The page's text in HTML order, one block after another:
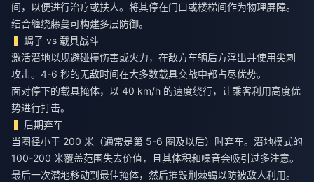
间，以便进行治疗或扶人。将其停在门口或楼梯间作为物理屏障。
结合缠绕藤蔓可构建多层防御。
蝎子 vs 载具战斗
激活潜地以规避碰撞伤害或火力，在敌方车辆后方浮出并使用尖刺
攻击。4-6 秒的无敌时间在大多数载具交战中都占尽优势。
面对停下的载具掩体，以 40 km/h 的速度绕行，让乘客利用高度优
势进行打击。
后期弃车
当圈径小于 200 米（通常是第 5-6 圈及以后）时弃车。潜地模式的
100-200 米覆盖范围失去价值，且其体积和噪音会吸引过多注意。
最后一次潜地移动到最佳掩体，然后摧毁荆棘蝎以防被敌人利用。